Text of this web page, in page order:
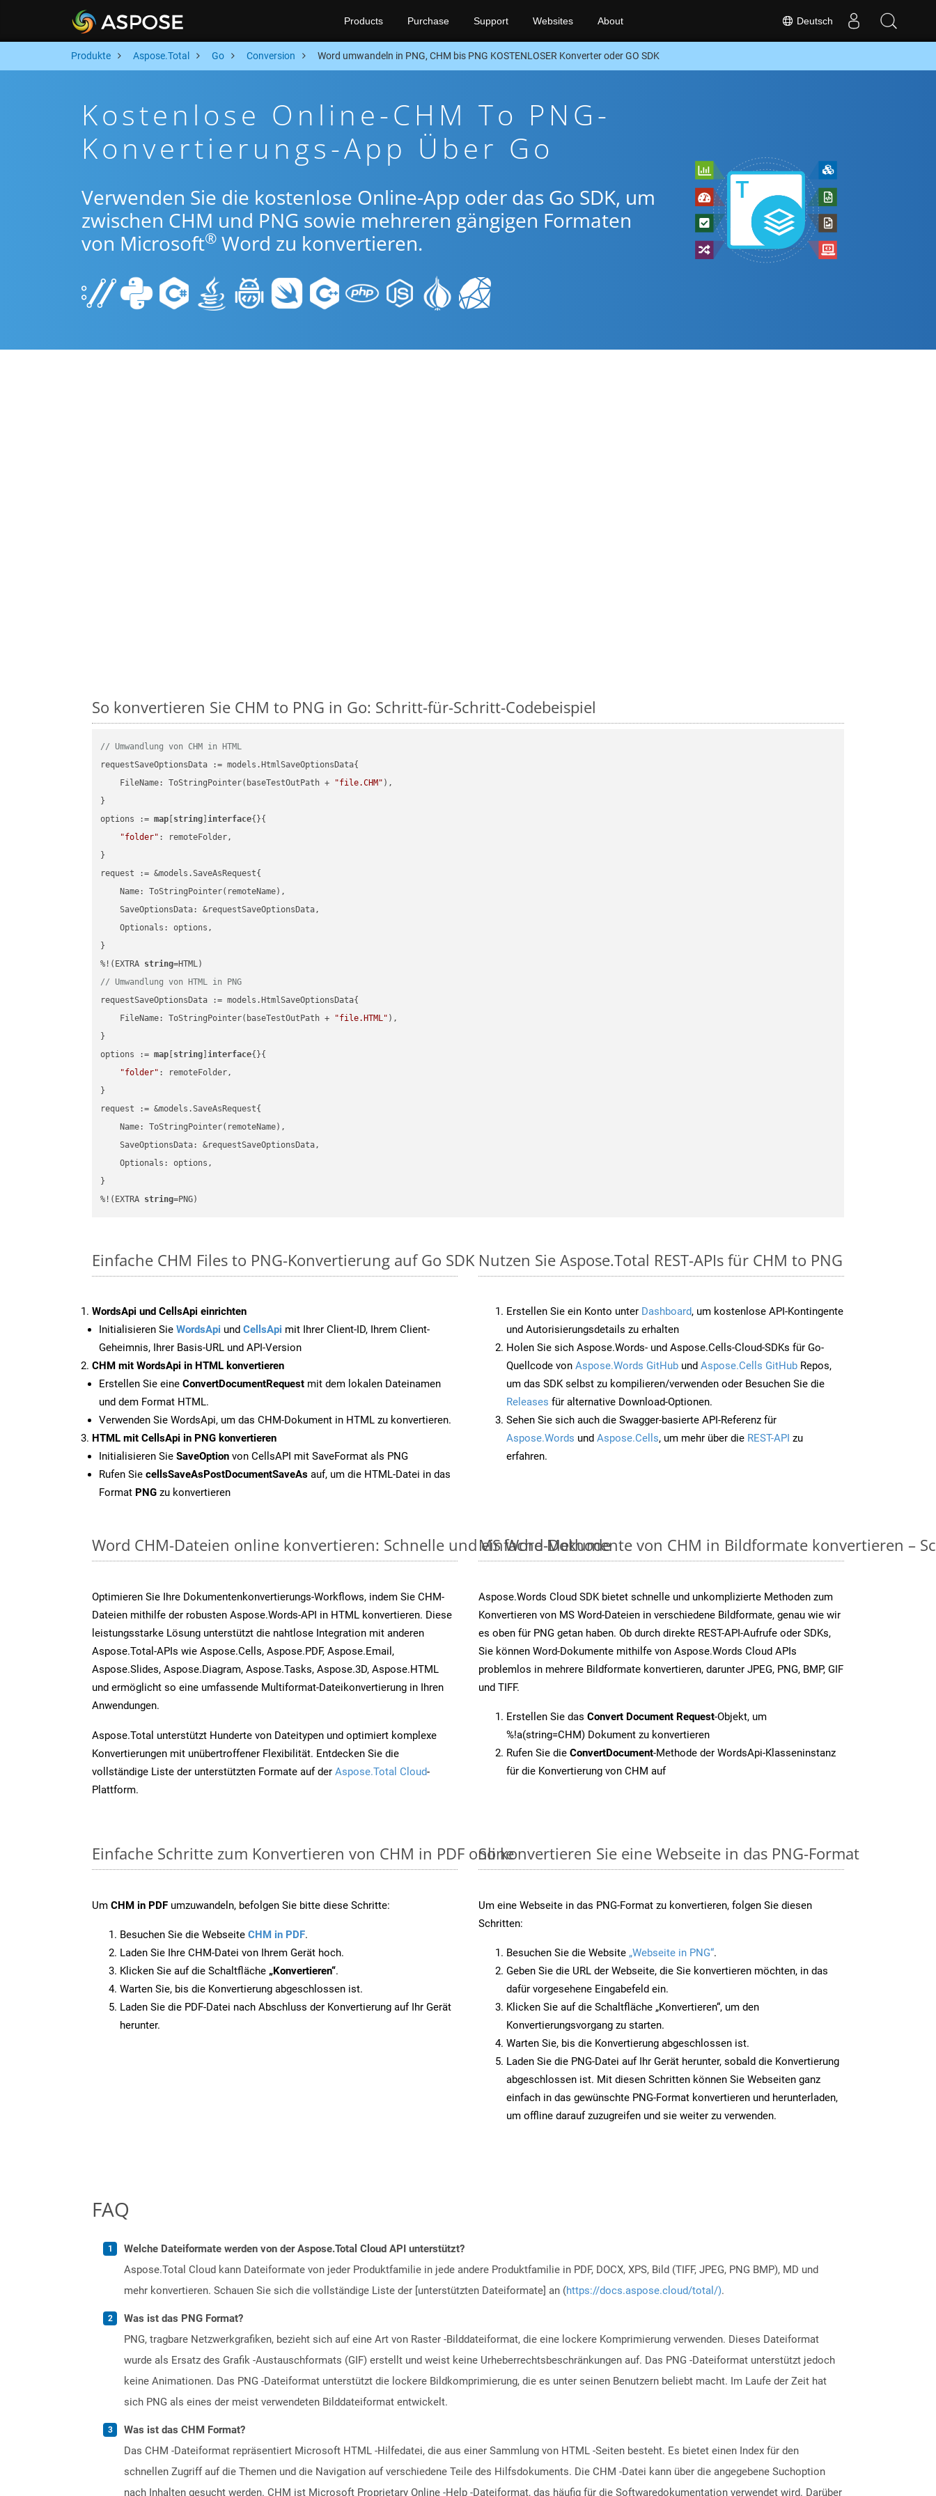
Deutsch
Products Purchase Support Websites About
Produkte Aspose.Total Go Conversion Word umwandeln in PNG, CHM bis PNG KOSTENLOSER Konverter oder GO SDK
Kostenlose Online-CHM To PNG-
Konvertierungs-App Über Go
Verwenden Sie die kostenlose Online-App oder das Go SDK, um
zwischen CHM und PNG sowie mehreren gängigen Formaten
von Microsoft® Word zu konvertieren.
So konvertieren Sie CHM to PNG in Go: Schritt-für-Schritt-Codebeispiel
// Umwandlung von CHM in HTML
requestSaveOptionsData := models.HtmlSaveOptionsData{
    FileName: ToStringPointer(baseTestOutPath +
"file.CHM" ),
}
options := map string ]interface{}{
"folder" : remoteFolder,
}
request := &models.SaveAsRequest{
    Name: ToStringPointer(remoteName),
    SaveOptionsData: &requestSaveOptionsData,
    Optionals: options,
}
%!(EXTRA string
// Umwandlung von HTML in PNG
requestSaveOptionsData := models.HtmlSaveOptionsData{
    FileName: ToStringPointer(baseTestOutPath +
"file.HTML" ),
}
options := map string ]interface{}{
"folder" : remoteFolder,
}
request := &models.SaveAsRequest{
    Name: ToStringPointer(remoteName),
    SaveOptionsData: &requestSaveOptionsData,
    Optionals: options,
}
%!(EXTRA string=PNG)
Einfache CHM Files to PNG-Konvertierung auf Go SDK
WordsApi und CellsApi einrichten
Initialisieren Sie WordsApi und CellsApi mit Ihrer Client-ID, Ihrem Client-
Geheimnis, Ihrer Basis-URL und API-Version
CHM mit WordsApi in HTML konvertieren
Erstellen Sie eine ConvertDocumentRequest mit dem lokalen Dateinamen
und dem Format HTML.
Verwenden Sie WordsApi, um das CHM-Dokument in HTML zu konvertieren.
HTML mit CellsApi in PNG konvertieren
Initialisieren Sie SaveOption von CellsAPI mit SaveFormat als PNG
Rufen Sie cellsSaveAsPostDocumentSaveAs auf, um die HTML-Datei in das
Format PNG zu konvertieren
Nutzen Sie Aspose.Total REST-APIs für CHM to PNG
Erstellen Sie ein Konto unter Dashboard, um kostenlose API-Kontingente
und Autorisierungsdetails zu erhalten
Holen Sie sich Aspose.Words- und Aspose.Cells-Cloud-SDKs für Go-
Quellcode von Aspose.Words GitHub und Aspose.Cells GitHub Repos,
um das SDK selbst zu kompilieren/verwenden oder Besuchen Sie die
Releases für alternative Download-Optionen.
Sehen Sie sich auch die Swagger-basierte API-Referenz für
Aspose.Words und Aspose.Cells, um mehr über die REST-API zu
erfahren.
Word CHM-Dateien online konvertieren: Schnelle und einfache Methode
Optimieren Sie Ihre Dokumentenkonvertierungs-Workflows, indem Sie CHM-
Dateien mithilfe der robusten Aspose.Words-API in HTML konvertieren. Diese
leistungsstarke Lösung unterstützt die nahtlose Integration mit anderen
Aspose.Total-APIs wie Aspose.Cells, Aspose.PDF, Aspose.Email,
Aspose.Slides, Aspose.Diagram, Aspose.Tasks, Aspose.3D, Aspose.HTML
und ermöglicht so eine umfassende Multiformat-Dateikonvertierung in Ihren
Anwendungen.
Aspose.Total unterstützt Hunderte von Dateitypen und optimiert komplexe
Konvertierungen mit unübertroffener Flexibilität. Entdecken Sie die
vollständige Liste der unterstützten Formate auf der Aspose.Total Cloud-
Plattform.
MS Word-Dokumente von CHM in Bildformate konvertieren –
Aspose.Words Cloud SDK bietet schnelle und unkomplizierte Methoden zum
Konvertieren von MS Word-Dateien in verschiedene Bildformate, genau wie wir
es oben für PNG getan haben. Ob durch direkte REST-API-Aufrufe oder SDKs,
Sie können Word-Dokumente mithilfe von Aspose.Words Cloud APIs
problemlos in mehrere Bildformate konvertieren, darunter JPEG, PNG, BMP, GIF
und TIFF.
Erstellen Sie das Convert Document Request-Objekt, um
%!a(string=CHM) Dokument zu konvertieren
Rufen Sie die ConvertDocument-Methode der WordsApi-Klasseninstanz
für die Konvertierung von CHM auf
Einfache Schritte zum Konvertieren von CHM in PDF online
Um CHM in PDF umzuwandeln, befolgen Sie bitte diese Schritte:
Besuchen Sie die Webseite CHM in PDF.
Laden Sie Ihre CHM-Datei von Ihrem Gerät hoch.
Klicken Sie auf die Schaltfläche „Konvertieren“.
Warten Sie, bis die Konvertierung abgeschlossen ist.
Laden Sie die PDF-Datei nach Abschluss der Konvertierung auf Ihr Gerät
herunter.
So konvertieren Sie eine Webseite in das PNG-Format
Um eine Webseite in das PNG-Format zu konvertieren, folgen Sie diesen
Schritten:
Besuchen Sie die Website „Webseite in PNG“.
Geben Sie die URL der Webseite, die Sie konvertieren möchten, in das
dafür vorgesehene Eingabefeld ein.
Klicken Sie auf die Schaltfläche „Konvertieren“, um den
Konvertierungsvorgang zu starten.
Warten Sie, bis die Konvertierung abgeschlossen ist.
Laden Sie die PNG-Datei auf Ihr Gerät herunter, sobald die Konvertierung
abgeschlossen ist. Mit diesen Schritten können Sie Webseiten ganz
einfach in das gewünschte PNG-Format konvertieren und herunterladen,
um offline darauf zuzugreifen und sie weiter zu verwenden.
FAQ
Welche Dateiformate werden von der Aspose.Total Cloud API unterstützt?
Aspose.Total Cloud kann Dateiformate von jeder Produktfamilie in jede andere Produktfamilie in PDF, DOCX, XPS, Bild (TIFF, JPEG, PNG BMP), MD und
mehr konvertieren. Schauen Sie sich die vollständige Liste der [unterstützten Dateiformate] an (https://docs.aspose.cloud/total/).
Was ist das PNG Format?
PNG, tragbare Netzwerkgrafiken, bezieht sich auf eine Art von Raster -Bilddateiformat, die eine lockere Komprimierung verwenden. Dieses Dateiformat
wurde als Ersatz des Grafik -Austauschformats (GIF) erstellt und weist keine Urheberrechtsbeschränkungen auf. Das PNG -Dateiformat unterstützt jedoch
keine Animationen. Das PNG -Dateiformat unterstützt die lockere Bildkomprimierung, die es unter seinen Benutzern beliebt macht. Im Laufe der Zeit hat
sich PNG als eines der meist verwendeten Bilddateiformat entwickelt.
Was ist das CHM Format?
Das CHM -Dateiformat repräsentiert Microsoft HTML -Hilfedatei, die aus einer Sammlung von HTML -Seiten besteht. Es bietet einen Index für den
schnellen Zugriff auf die Themen und die Navigation auf verschiedene Teile des Hilfsdokuments. Die CHM -Datei kann über die angegebene Suchoption
nach Inhalten gesucht werden. CHM ist Microsoft Proprietary Online -Help -Dateiformat, das häufig für die Softwaredokumentation verwendet wird. Darüber